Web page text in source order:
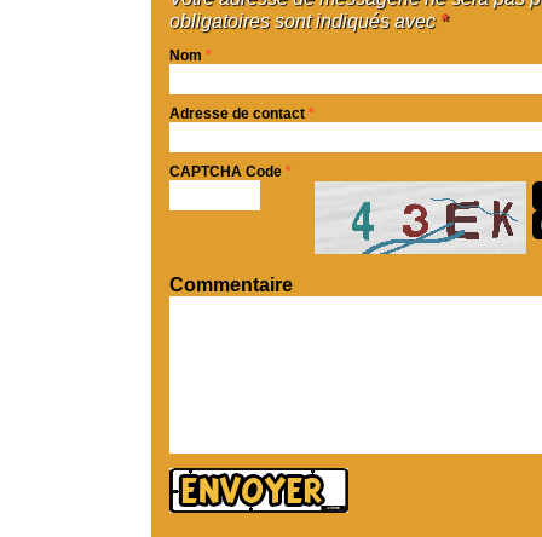
obligatoires sont indiqués avec *
Nom *
Adresse de contact *
CAPTCHA Code *
Commentaire